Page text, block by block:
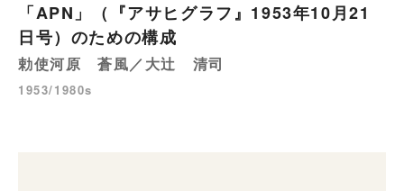
「APN」（『アサヒグラフ』1953年10月21
日号）のための構成
勅使河原 蒼風／大辻 清司
1953/1980s